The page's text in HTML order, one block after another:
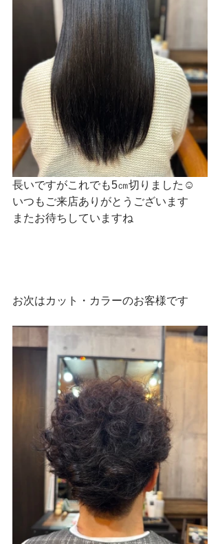
長いですがこれでも5㎝切りました☺
いつもご来店ありがとうございます
またお待ちしていますね
お次はカット・カラーのお客様です